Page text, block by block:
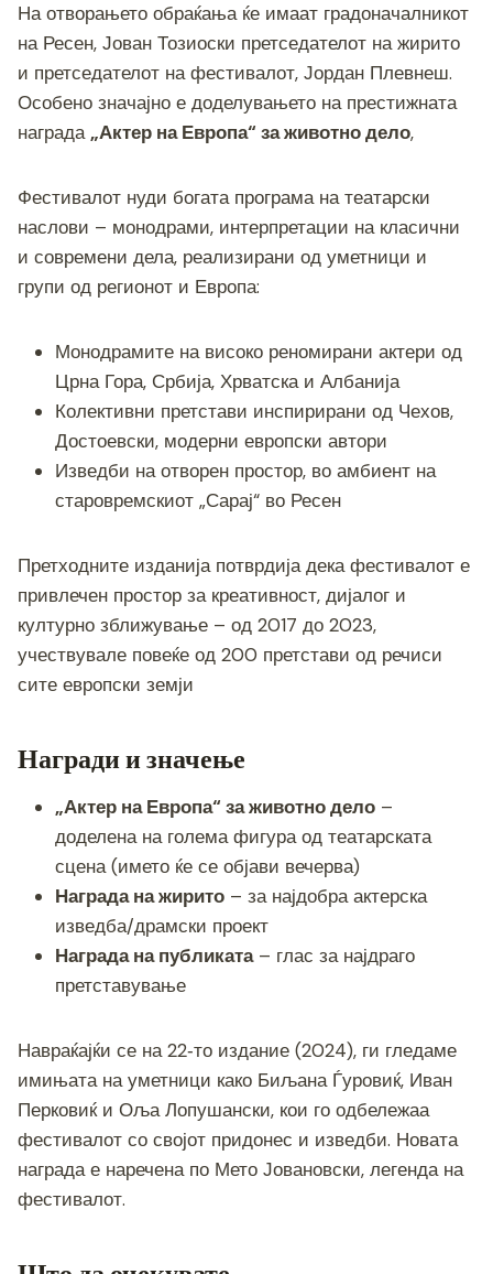
На отворањето обраќања ќе имаат градоначалникот
на Ресен, Јован Тозиоски претседателот на жирито
и претседателот на фестивалот, Јордан Плевнеш.
Особено значајно е доделувањето на престижната
награда „Актер на Европа“ за животно дело,
Фестивалот нуди богата програма на театарски
наслови – монодрами, интерпретации на класични
и современи дела, реализирани од уметници и
групи од регионот и Европа:
Монодрамите на високо реномирани актери од
Црна Гора, Србија, Хрватска и Албанија
Колективни претстави инспирирани од Чехов,
Достоевски, модерни европски автори
Изведби на отворен простор, во амбиент на
старовремскиот „Сарај“ во Ресен
Претходните изданија потврдија дека фестивалот е
привлечен простор за креативност, дијалог и
културно зближување – од 2017 до 2023,
учествувале повеќе од 200 претстави од речиси
сите европски земји
Награди и значење
„Актер на Европа“ за животно дело –
доделена на голема фигура од театарската
сцена (името ќе се објави вечерва)
Награда на жирито – за најдобра актерска
изведба/драмски проект
Награда на публиката– глас за најдраго
претставување
Навраќајќи се на 22‑то издание (2024), ги гледаме
имињата на уметници како Биљана Ѓуровиќ, Иван
Перковиќ и Оља Лопушански, кои го одбележаа
фестивалот со својот придонес и изведби. Новата
награда е наречена по Мето Јовановски, легенда на
фестивалот.